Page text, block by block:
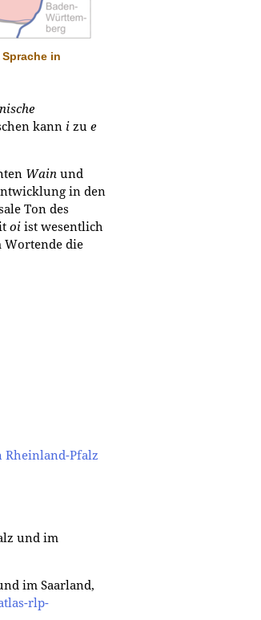
in
kann i zu e
Wain und
in den
Ton des
oi ist wesentlich
Wortende die
Rheinland-Pfalz
und im
im Saarland,
rlp-